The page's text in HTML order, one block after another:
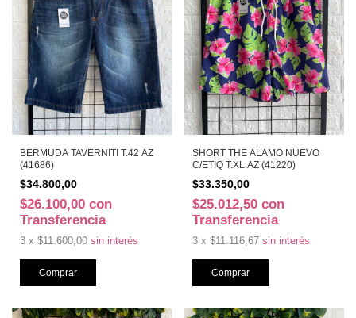
BERMUDA TAVERNITI T.42 AZ
(41686)
$34.800,00
$26.100,00 con
Transferencia
3 x $11.600,00 sin interés
SHORT THE ALAMO NUEVO
C/ETIQ T.XL AZ (41220)
$33.350,00
$25.012,50 con
Transferencia
3 x $11.116,67 sin interés